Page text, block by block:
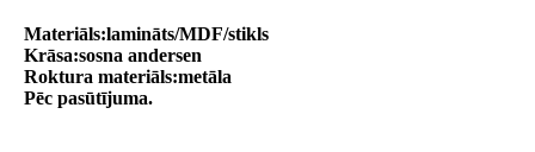
Materiāls:lamināts/MDF/stikls
Krāsa:sosna andersen
Roktura materiāls:metāla
Pēc pasūtījuma.